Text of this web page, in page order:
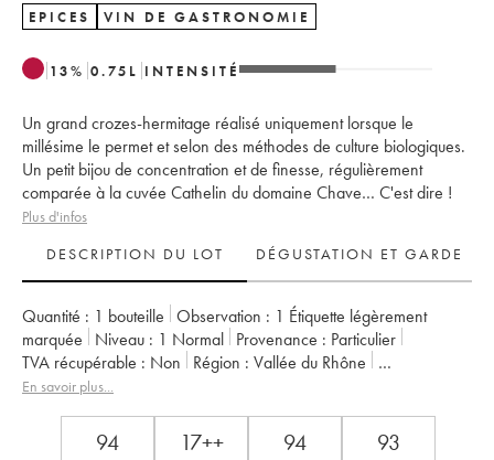
EPICES VIN DE GASTRONOMIE
13% 0.75 L INTENSITÉ
Un grand crozes-hermitage réalisé uniquement lorsque le
millésime le permet et selon des méthodes de culture biologiques.
Un petit bijou de concentration et de finesse, régulièrement
comparée à la cuvée Cathelin du domaine Chave… C'est dire !
Plus d'infos
DESCRIPTION DU LOT
DÉGUSTATION ET GARDE
Quantité : 1 bouteille Observation : 1 Étiquette légèrement
marquée
Niveau : 1 Normal Provenance : particulier
TVA récupérable :
non Région :
Vallée du Rhône
Appellation :
En savoir plus...
94 17++ 94 93